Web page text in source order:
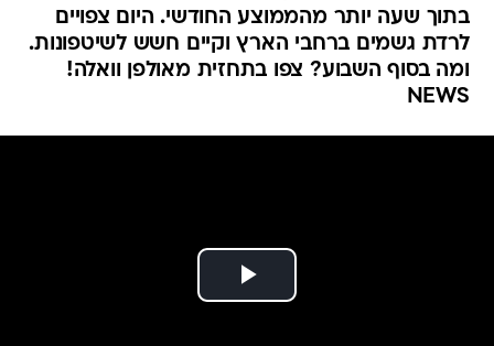
בתוך שעה יותר מהממוצע החודשי. היום צפויים
לרדת גשמים ברחבי הארץ וקיים חשש לשיטפונות.
ומה בסוף השבוע? צפו בתחזית מאולפן וואלה!
NEWS